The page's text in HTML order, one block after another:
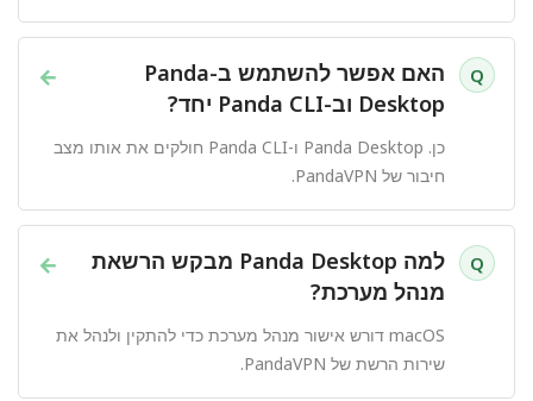
Q
→
האם אפשר להשתמש ב-Panda
Desktop וב-Panda CLI יחד?
כן. Panda Desktop ו-Panda CLI חולקים את אותו מצב
חיבור של PandaVPN.
Q
→
למה Panda Desktop מבקש הרשאת
מנהל מערכת?
macOS דורש אישור מנהל מערכת כדי להתקין ולנהל את
שירות הרשת של PandaVPN.